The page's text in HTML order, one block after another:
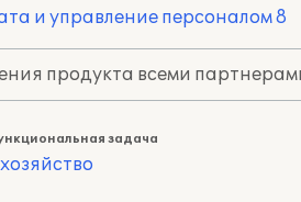
и управление персоналом 8
продукта всеми
задача